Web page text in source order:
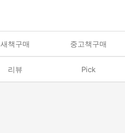
새책구매 중고책구매
리뷰 Pick